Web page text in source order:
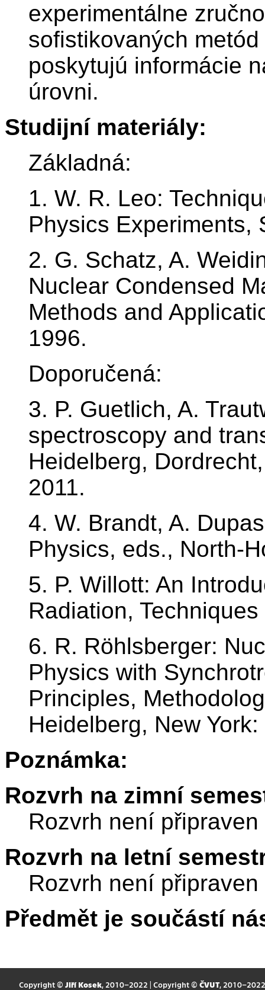
experimentálne
sofistikovaných
poskytujú informácie
úrovni.
Studijní materiály:
Základná:
1. W. R. Leo:
Physics Experiments,
2. G. Schatz, A.
Nuclear Condensed
Methods and
1996.
Doporučená:
3. P. Guetlich, A.
spectroscopy and
Heidelberg,
2011.
4. W. Brandt, A.
Physics, eds., North-
5. P. Willott: An
Radiation,
6. R. Röhlsberger:
Physics with
Principles,
Heidelberg, New
Poznámka:
Rozvrh na zimní
Rozvrh není připraven
Rozvrh na letní
Rozvrh není připraven
Předmět je součástí
Copyright © Jiří Kosek, 2010–2022 | Copyright © ČVUT, 2010–2022